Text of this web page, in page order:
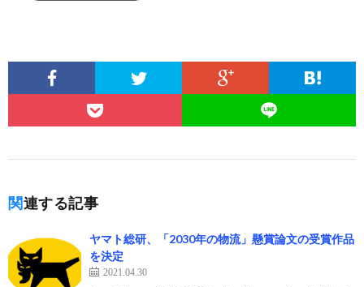
関連する記事
ヤマト総研、「2030年の物流」懸賞論文の受賞作品
を決定
2021.04.30